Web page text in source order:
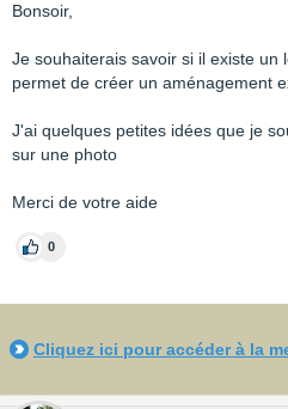
Bonsoir,
Je souhaiterais savoir si il existe un
permet de créer un aménagement
J'ai quelques petites idées que je
sur une photo
Merci de votre aide
0
Cliquez ici pour accéder à la